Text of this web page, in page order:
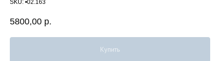
SKU: •02.163
5800,00 р.
Купить